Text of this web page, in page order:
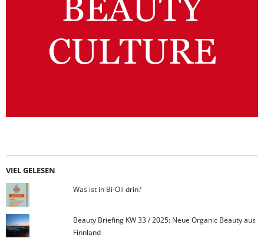
VIEL GELESEN
Was ist in Bi-Oil drin?
Beauty Briefing KW 33 / 2025: Neue Organic Beauty aus
Finnland